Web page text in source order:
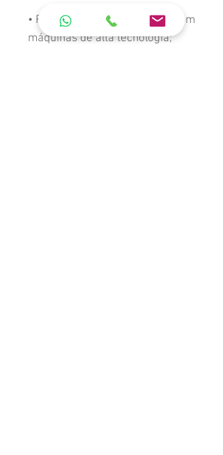
• Fabricados em PP ou PEAD, em
máquinas de alta tecnologia;